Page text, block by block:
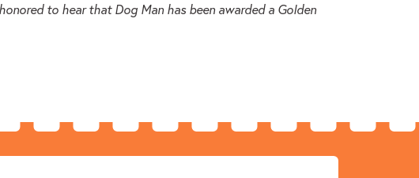
to hear that Dog Man has been awarded a Golden